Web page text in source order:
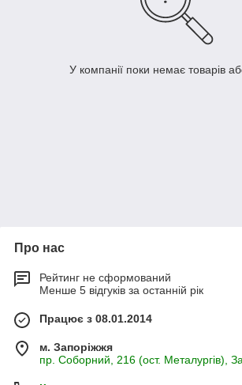
У компанії поки немає товарів
Про нас
Рейтинг не сформований
Менше 5 відгуків за останній рік
Працює з 08.01.2014
м. Запоріжжя
пр. Соборний, 216 (ост. Металургів),